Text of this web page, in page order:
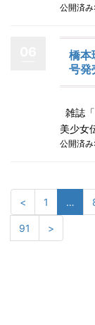
公開済
橋
号発
雑誌
美少女
公開済
< 1 …
91 >